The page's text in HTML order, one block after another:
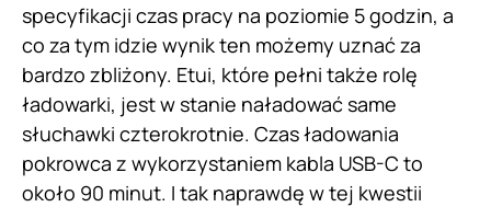
specyfikacji czas pracy na poziomie 5 godzin, a
co za tym idzie wynik ten możemy uznać za
bardzo zbliżony. Etui, które pełni także rolę
ładowarki, jest w stanie naładować same
słuchawki czterokrotnie. Czas ładowania
pokrowca z wykorzystaniem kabla USB-C to
około 90 minut. I tak naprawdę w tej kwestii